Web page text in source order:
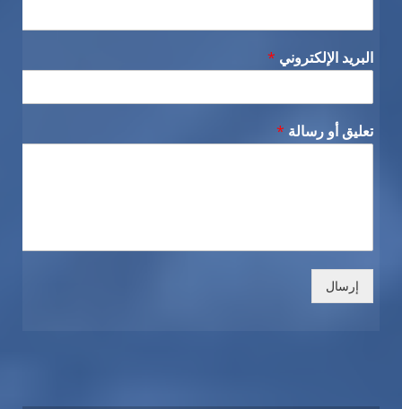
البريد الإلكتروني *
تعليق أو رسالة *
إرسال